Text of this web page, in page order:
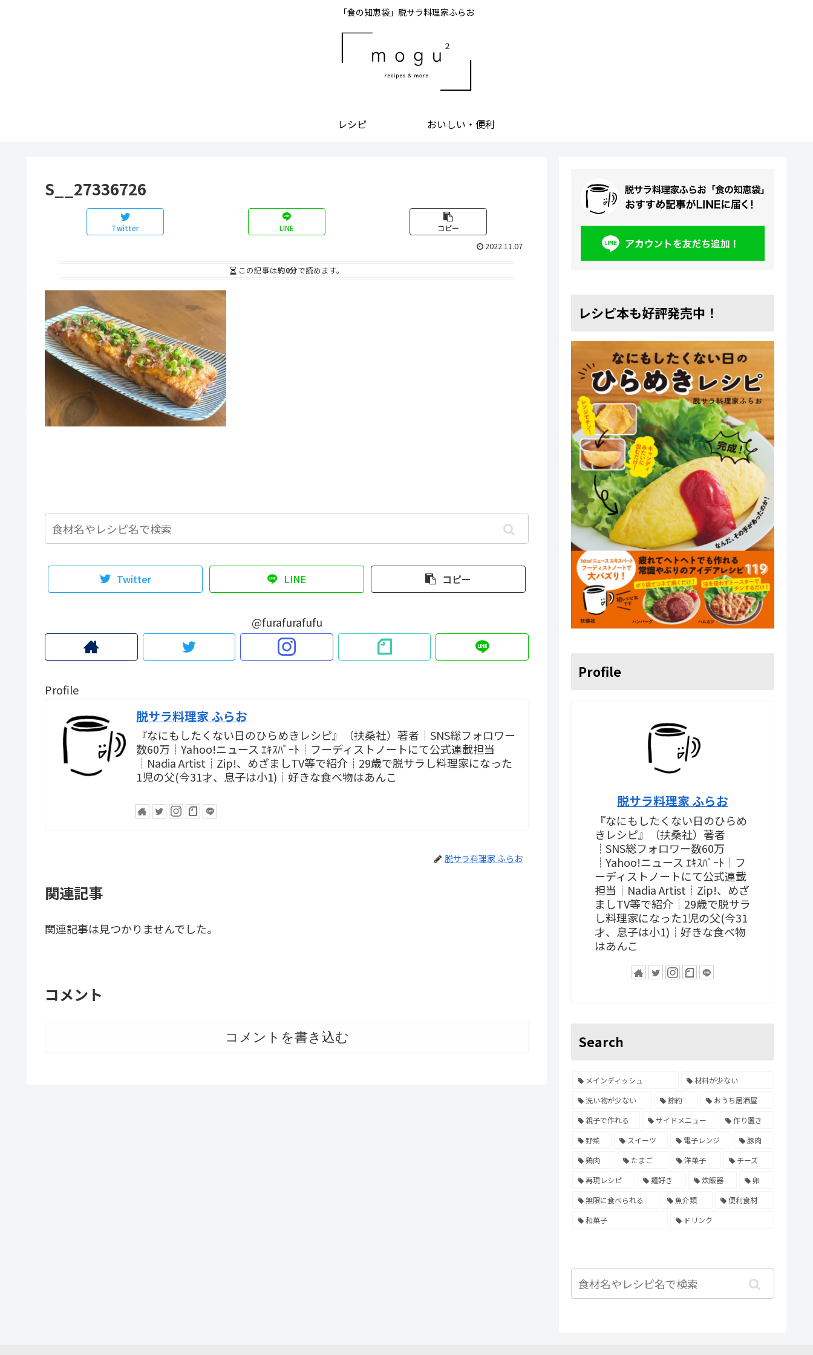
「食の知恵袋」脱サラ料理家ふらお
レシピ おいしい・便利
S__27336726
Twitter LINE コピー
2022.11.07
この記事は約0分で読めます。
Twitter LINE コピー
@furafurafufu
Profile
脱サラ料理家 ふらお
『なにもしたくない日のひらめきレシピ』（扶桑社）著者┊SNS総フォロワー
数60万┊Yahoo!ニュース ｴｷｽﾊﾟｰﾄ┊フーディストノートにて公式連載担当
┊Nadia Artist┊Zip!、めざましTV等で紹介┊29歳で脱サラし料理家になった
1児の父(今31才、息子は小1)┊好きな食べ物はあんこ
脱サラ料理家 ふらお
関連記事
関連記事は見つかりませんでした。
コメント
コメントを書き込む
レシピ本も好評発売中！
Profile
脱サラ料理家 ふらお
『なにもしたくない日のひらめ
きレシピ』（扶桑社）著者
┊SNS総フォロワー数60万
┊Yahoo!ニュース ｴｷｽﾊﾟｰﾄ┊フ
ーディストノートにて公式連載
担当┊Nadia Artist┊Zip!、めざ
ましTV等で紹介┊29歳で脱サラ
し料理家になった1児の父(今31
才、息子は小1)┊好きな食べ物
はあんこ
Search
メインディッシュ
材料が少ない
洗い物が少ない
節約
おうち居酒屋
親子で作れる
サイドメニュー
作り置き
野菜
スイーツ 電子レンジ
豚肉
鶏肉
たまご 洋菓子
チーズ
再現レシピ
麺好き 炊飯器
卵
無限に食べられる
魚介類
便利食材
和菓子
ドリンク